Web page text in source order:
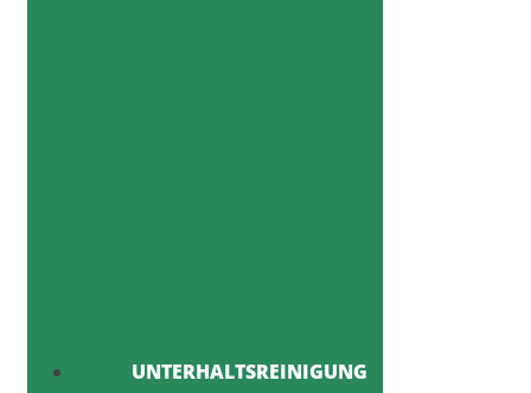
UNTERHALTSREINIGUNG